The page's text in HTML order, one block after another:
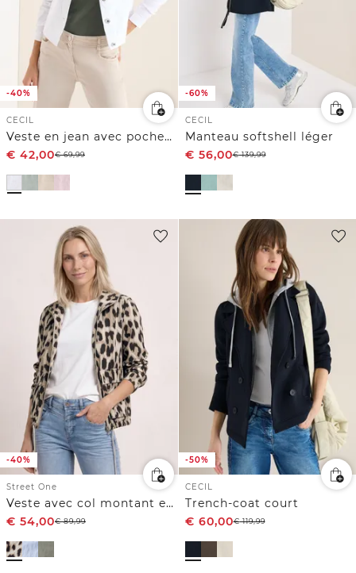
-40%
CECIL
Veste en jean avec poches poitrine et boutons
€ 42,00€69,99
-60%
CECIL
Manteau softshell léger
€ 56,00€139,99
-40%
Street One
Veste avec col montant et fermeture zip
€ 54,00€89,99
-50%
CECIL
Trench-coat court
€ 60,00€119,99